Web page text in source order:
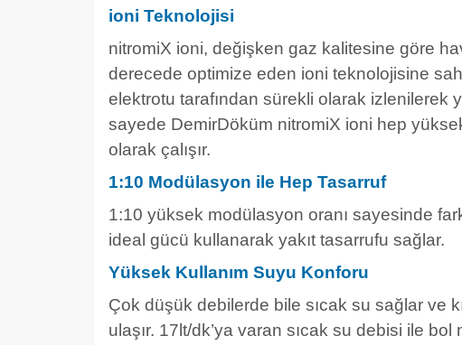
ioni Teknolojisi
nitromiX ioni, değişken gaz kalitesine göre
derecede optimize eden ioni teknolojisine
elektrotu tarafından sürekli olarak izlenilerek
sayede DemirDöküm nitromiX ioni hep
olarak çalışır.
1:10 Modülasyon ile Hep Tasarruf
1:10 yüksek modülasyon oranı sayesinde
ideal gücü kullanarak yakıt tasarrufu sağlar.
Yüksek Kullanım Suyu Konforu
Çok düşük debilerde bile sıcak su sağlar ve
ulaşır. 17lt/dk’ya varan sıcak su debisi ile bol